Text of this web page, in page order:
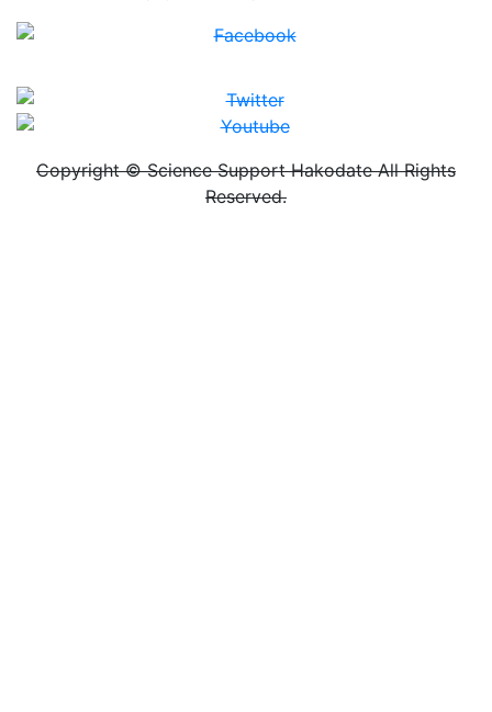
Copyright © Science Support Hakodate All Rights
Reserved.